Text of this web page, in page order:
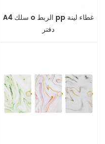
A4 سلك o الربط pp غطاء لينة
دفتر